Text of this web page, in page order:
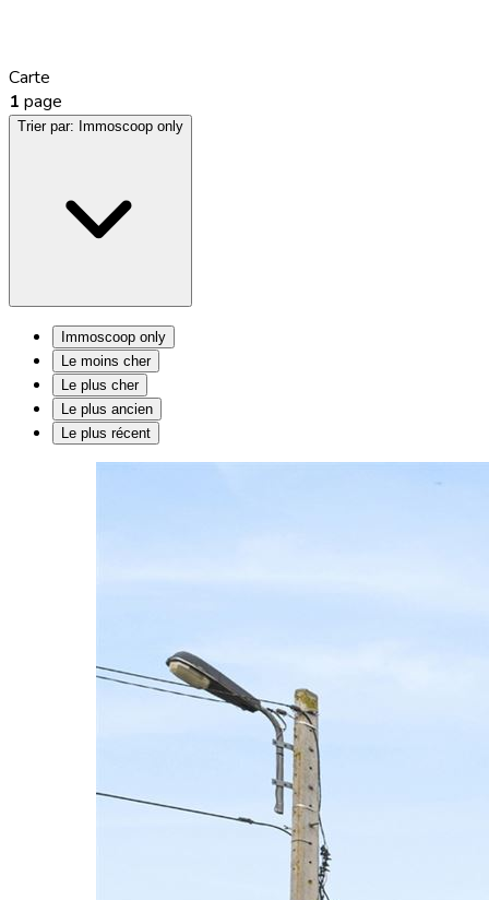
Carte
1 page
Trier par: Immoscoop only
Immoscoop only
Le moins cher
Le plus cher
Le plus ancien
Le plus récent